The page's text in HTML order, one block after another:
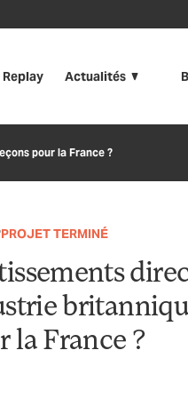
Replay Actualités
pour la France ?
PROJET TERMINÉ
la France ?